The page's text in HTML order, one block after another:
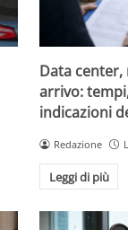
Data
arrivo:
indicazioni
Redazione
Leggi di più